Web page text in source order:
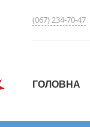
(067) 234-70-47
ГОЛОВНА